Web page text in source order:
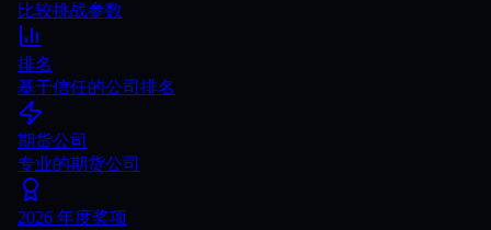
比较挑战参数
排名
基于信任的公司排名
期货公司
专业的期货公司
2026 年度奖项